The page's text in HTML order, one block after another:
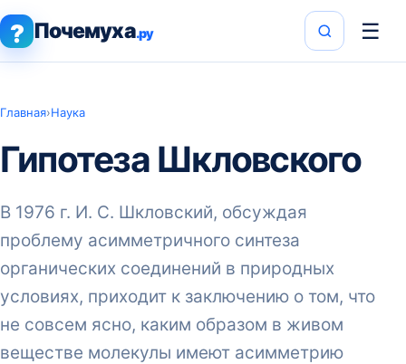
? Почемуха.ру ☰
Главная›Наука
Гипотеза Шкловского
В 1976 г. И. С. Шкловский, обсуждая
проблему асимметричного синтеза
органических соединений в природных
условиях, приходит к заключению о том, что
не совсем ясно, каким образом в живом
веществе молекулы имеют асимметрию